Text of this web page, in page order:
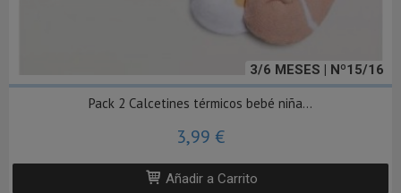
3/6 MESES | Nº15/16
Pack 2 Calcetines térmicos bebé niña...
3,99 €
Añadir a Carrito